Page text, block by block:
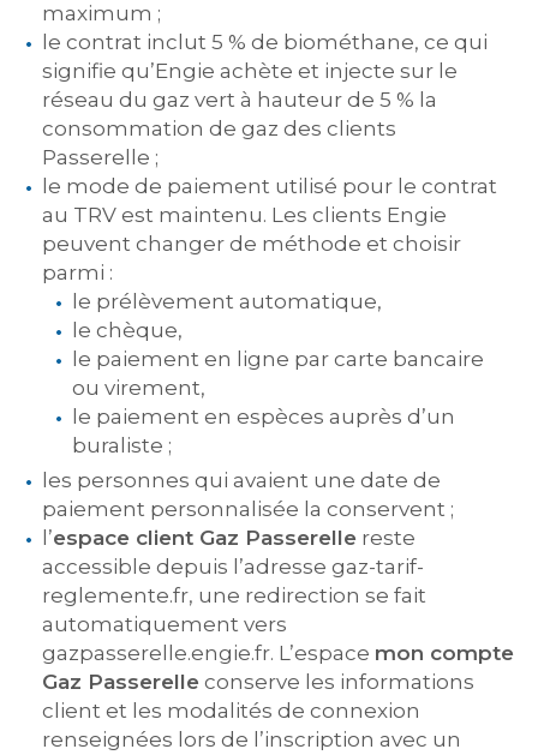
maximum ;
le contrat inclut 5 % de biométhane, ce qui
signifie qu’Engie achète et injecte sur le
réseau du gaz vert à hauteur de 5 % la
consommation de gaz des clients
Passerelle ;
le mode de paiement utilisé pour le contrat
au TRV est maintenu. Les clients Engie
peuvent changer de méthode et choisir
parmi :
le prélèvement automatique,
le chèque,
le paiement en ligne par carte bancaire
ou virement,
le paiement en espèces auprès d’un
buraliste ;
les personnes qui avaient une date de
paiement personnalisée la conservent ;
l’espace client Gaz Passerelle reste
accessible depuis l’adresse gaz-tarif-
reglemente.fr, une redirection se fait
automatiquement vers
gazpasserelle.engie.fr. L’espace mon compte
Gaz Passerelle conserve les informations
client et les modalités de connexion
renseignées lors de l’inscription avec un